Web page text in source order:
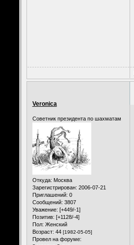
Veronica
Советник президента по шахматам
Откуда: Москва
Зарегистрирован: 2006-07-21
Приглашений: 0
Сообщений: 3807
Уважение: [+449/-1]
Позитив: [+1128/-4]
Пол: Женский
Возраст: 44 [1982-05-05]
Провел на форуме: